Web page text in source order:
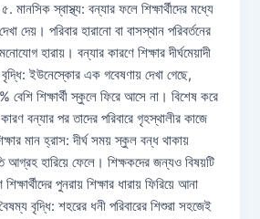
৫. মানসিক স্বাস্থ্য: বন্যার ফলে শিক্ষার্থীদের মধ্যে
দেয়। পরিবার হারানো বা বাসস্থান পরিবর্তনের
হারায়। বন্যার কারণে শিক্ষার দীর্ঘমেয়াদী
ইউনেস্কোর এক গবেষণায় দেখা গেছে,
বেশি শিক্ষার্থী স্কুলে ফিরে আসে না। বিশেষ করে
বন্যার পর তাদের পরিবারে গৃহস্থালীর কাজে
মান হ্রাস: দীর্ঘ সময় স্কুল বন্ধ থাকায়
আগ্রহ হারিয়ে ফেলে। শিক্ষকদের জন্যও বিষয়টি
পুনরায় শিক্ষার ধারায় ফিরিয়ে আনা
বৃদ্ধি: শহরের ধনী পরিবারের শিশুরা সহজেই